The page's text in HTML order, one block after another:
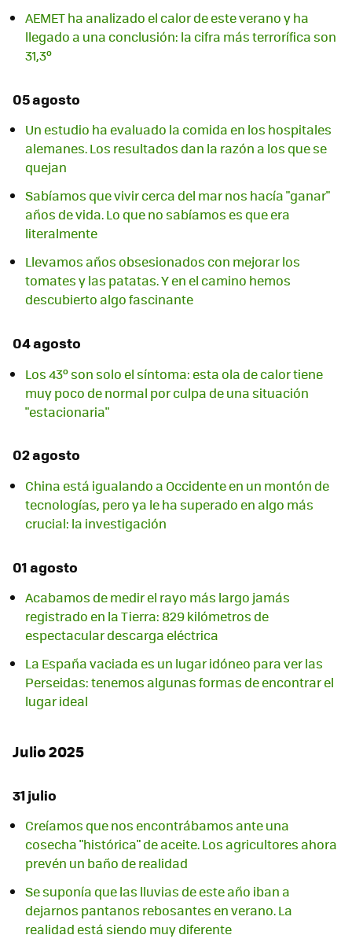
AEMET ha analizado el calor de este verano y ha
llegado a una conclusión: la cifra más terrorífica son
31,3º
05 agosto
Un estudio ha evaluado la comida en los hospitales
alemanes. Los resultados dan la razón a los que se
quejan
Sabíamos que vivir cerca del mar nos hacía "ganar"
años de vida. Lo que no sabíamos es que era
literalmente
Llevamos años obsesionados con mejorar los
tomates y las patatas. Y en el camino hemos
descubierto algo fascinante
04 agosto
Los 43º son solo el síntoma: esta ola de calor tiene
muy poco de normal por culpa de una situación
"estacionaria"
02 agosto
China está igualando a Occidente en un montón de
tecnologías, pero ya le ha superado en algo más
crucial: la investigación
01 agosto
Acabamos de medir el rayo más largo jamás
registrado en la Tierra: 829 kilómetros de
espectacular descarga eléctrica
La España vaciada es un lugar idóneo para ver las
Perseidas: tenemos algunas formas de encontrar el
lugar ideal
Julio 2025
31 julio
Creíamos que nos encontrábamos ante una
cosecha "histórica" de aceite. Los agricultores ahora
prevén un baño de realidad
Se suponía que las lluvias de este año iban a
dejarnos pantanos rebosantes en verano. La
realidad está siendo muy diferente